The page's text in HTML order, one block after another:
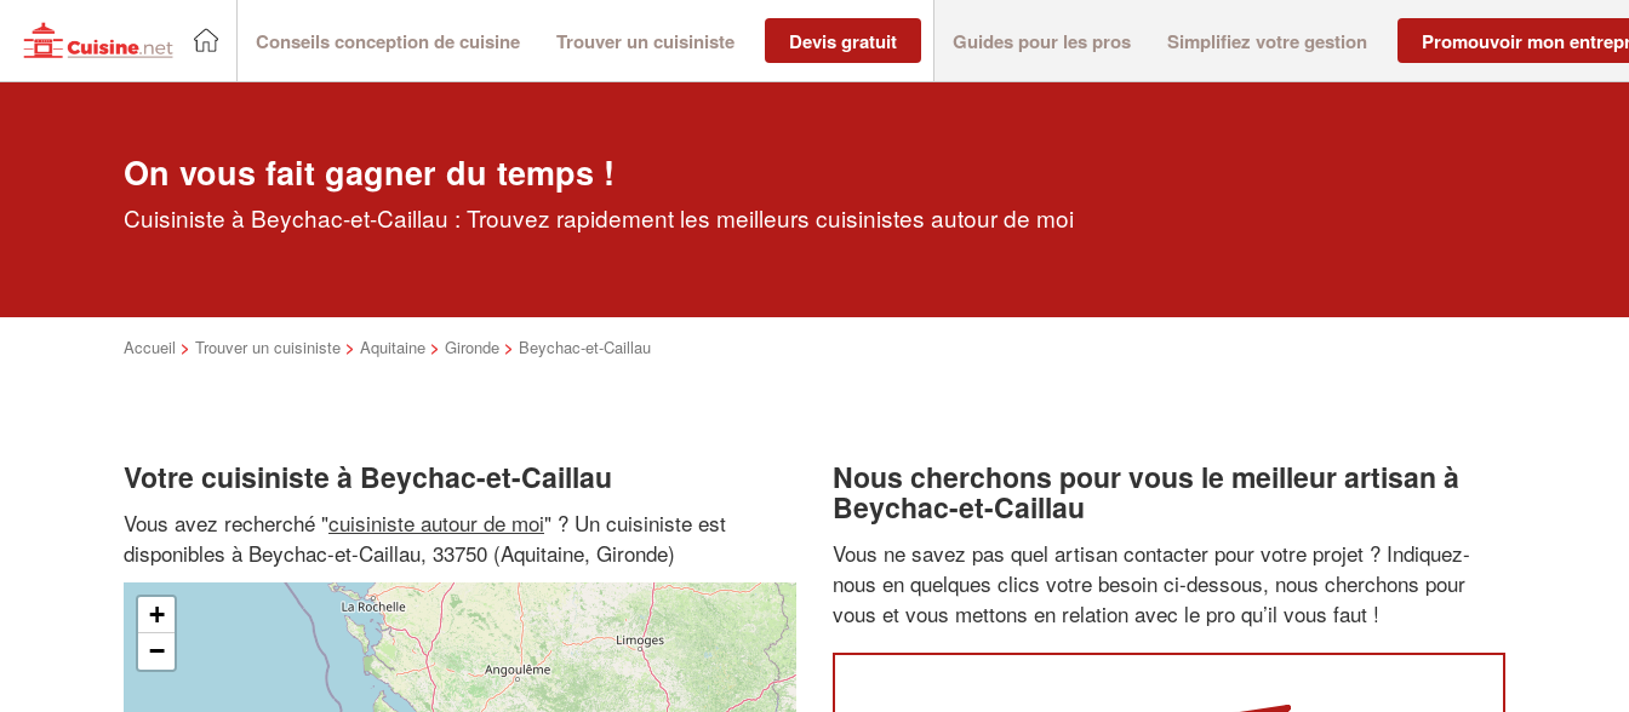
Conseils conception de cuisine Trouver un cuisiniste Devis gratuit Guides pour les pros Simplifiez votre gestion Promouvoir mon
On vous fait gagner du temps !
Cuisiniste à Beychac-et-Caillau : Trouvez rapidement les meilleurs cuisinistes autour de moi
Accueil > Trouver un cuisiniste > Aquitaine > Gironde > Beychac-et-Caillau
Votre cuisiniste à Beychac-et-Caillau
Vous avez recherché "cuisiniste autour de moi" ? Un cuisiniste est
disponibles à Beychac-et-Caillau, 33750 (Aquitaine, Gironde)
+
−
Nous cherchons pour vous le meilleur artisan à
Beychac-et-Caillau
Vous ne savez pas quel artisan contacter pour votre projet ? Indiquez-
nous en quelques clics votre besoin ci-dessous, nous cherchons pour
vous et vous mettons en relation avec le pro qu’il vous faut !